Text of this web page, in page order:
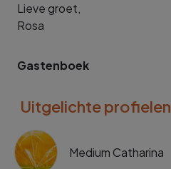
Lieve groet,
Rosa
Gastenboek
Uitgelichte profielen
Medium Catharina